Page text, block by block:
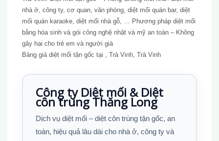
nhà ở, công ty, cơ quan, văn phòng, diệt mối quán bar, diệt
mối quán karaoke, diệt mối nhà gỗ, … Phương pháp diệt mối
bằng hóa sinh và gói công nghệ nhật và mỹ an toàn – Không
gây hại cho trẻ em và người già
Bảng giá diệt mối tận gốc tại , Trà Vinh, Trà Vinh
Công ty Diệt mối & Diệt
côn trùng Thăng Long
Dịch vụ diệt mối – diệt côn trùng tận gốc, an
toàn, hiệu quả lâu dài cho nhà ở, công ty và